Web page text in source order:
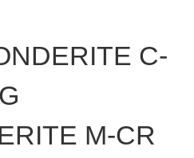
C-
M-CR